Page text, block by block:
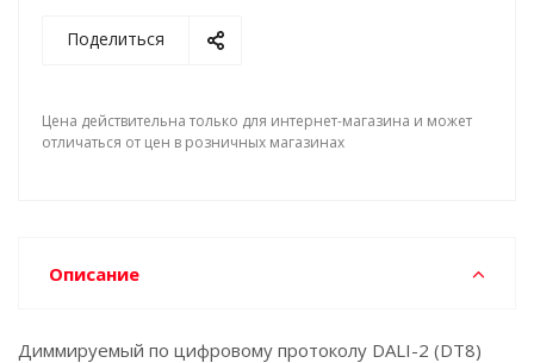
Поделиться
Цена действительна только для интернет-магазина и может
отличаться от цен в розничных магазинах
Описание
Диммируемый по цифровому протоколу DALI-2 (DT8)